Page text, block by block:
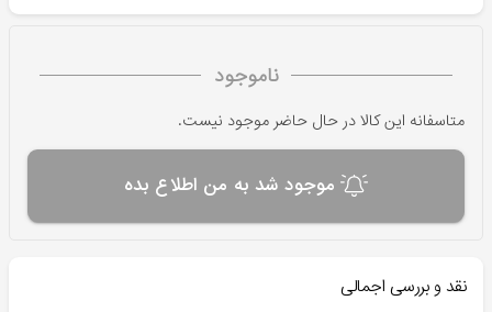
ناموجود
متاسفانه این کالا در حال حاضر موجود نیست.
موجود شد به من اطلاع بده
نقد و بررسی اجمالی